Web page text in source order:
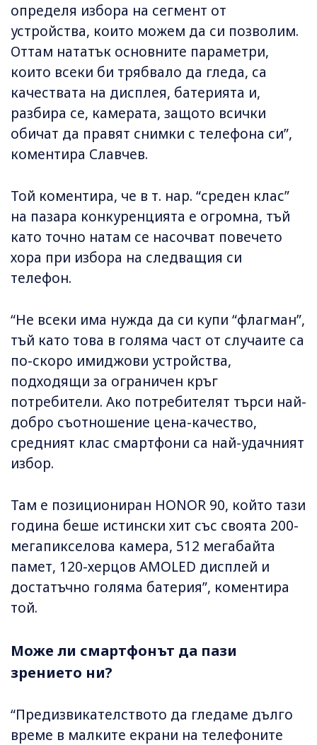
определя избора на сегмент от
устройства, които можем да си позволим.
Оттам нататък основните параметри,
които всеки би трябвало да гледа, са
качествата на дисплея, батерията и,
разбира се, камерата, защото всички
обичат да правят снимки с телефона си”,
коментира Славчев.
Той коментира, че в т. нар. “среден клас”
на пазара конкуренцията е огромна, тъй
като точно натам се насочват повечето
хора при избора на следващия си
телефон.
“Не всеки има нужда да си купи “флагман”,
тъй като това в голяма част от случаите са
по-скоро имиджови устройства,
подходящи за ограничен кръг
потребители. Ако потребителят търси най-
добро съотношение цена-качество,
средният клас смартфони са най-удачният
избор.
Там е позициониран HONOR 90, който тази
година беше истински хит със своята 200-
мегапикселова камера, 512 мегабайта
памет, 120-херцов AMOLED дисплей и
достатъчно голяма батерия”, коментира
той.
Може ли смартфонът да пази
зрението ни?
“Предизвикателството да гледаме дълго
време в малките екрани на телефоните